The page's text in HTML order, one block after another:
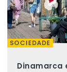
SOCIEDADE
Dinamarca